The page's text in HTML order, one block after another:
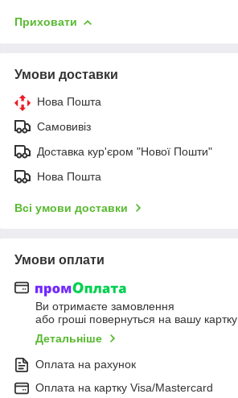
Приховати
Умови доставки
Нова Пошта
Самовивіз
Доставка кур'єром "Нової Пошти"
Нова Пошта
Всі умови доставки
Умови оплати
Ви отримаєте замовлення
або гроші повернуться на вашу картку
Детальніше
Оплата на рахунок
Оплата на картку Visa/Mastercard